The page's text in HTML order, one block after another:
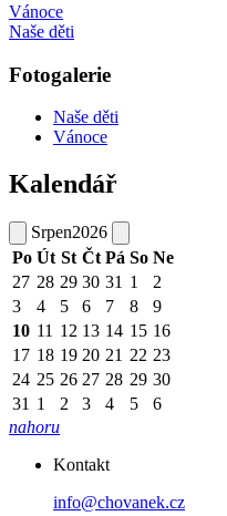
Vánoce
Naše děti
Fotogalerie
Naše děti
Vánoce
Kalendář
Srpen2026
Po Út St Čt Pá So Ne
27 28 29 30 31 1
2
3
4 5 6 7 8
9
10 11 12 13 14 15 16
17 18 19 20 21 22 23
24 25 26 27 28 29 30
31 1 2 3 4 5
6
nahoru
Kontakt
info@chovanek.cz